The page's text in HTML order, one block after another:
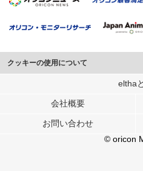
クッキーの使用について
このサイトでは Cookie を使用して、ユ
行っています。
メディアや広告配信、データ解析の各パ
各パートナーは、この情報とユーザーが
ユーザーが各パートナーのサービスを使
eltha
会社概要
お問い合わせ
© oricon